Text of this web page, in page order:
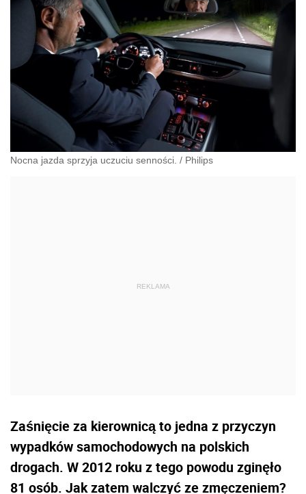
Nocna jazda sprzyja uczuciu senności. / Philips
Zaśnięcie za kierownicą to jedna z przyczyn
wypadków samochodowych na polskich
drogach. W 2012 roku z tego powodu zginęło
81 osób. Jak zatem walczyć ze zmęczeniem?